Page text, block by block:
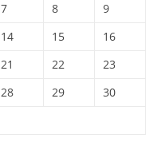
7 8
9
14 15
16
21 22
23
28 29
30